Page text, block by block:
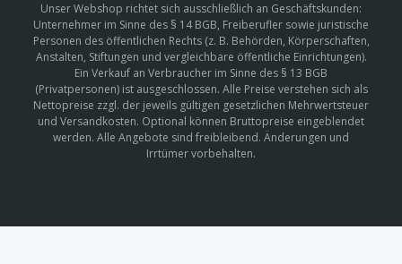
Unser Webshop richtet sich ausschließlich an Geschäftskunden:
Unternehmer im Sinne des § 14 BGB, Freiberufler sowie juristische
Personen des öffentlichen Rechts (z. B. Behörden, Körperschaften,
Anstalten, Stiftungen und vergleichbare öffentliche Einrichtungen).
Ein Verkauf an Verbraucher im Sinne des § 13 BGB
(Privatpersonen) ist ausgeschlossen. Alle Preise verstehen sich als
Nettopreise zzgl. der jeweils gültigen gesetzlichen Mehrwertsteuer
und Versandkosten. Optional können Bruttopreise eingeblendet
werden. Alle Angebote sind freibleibend. Änderungen und
Irrtümer vorbehalten.